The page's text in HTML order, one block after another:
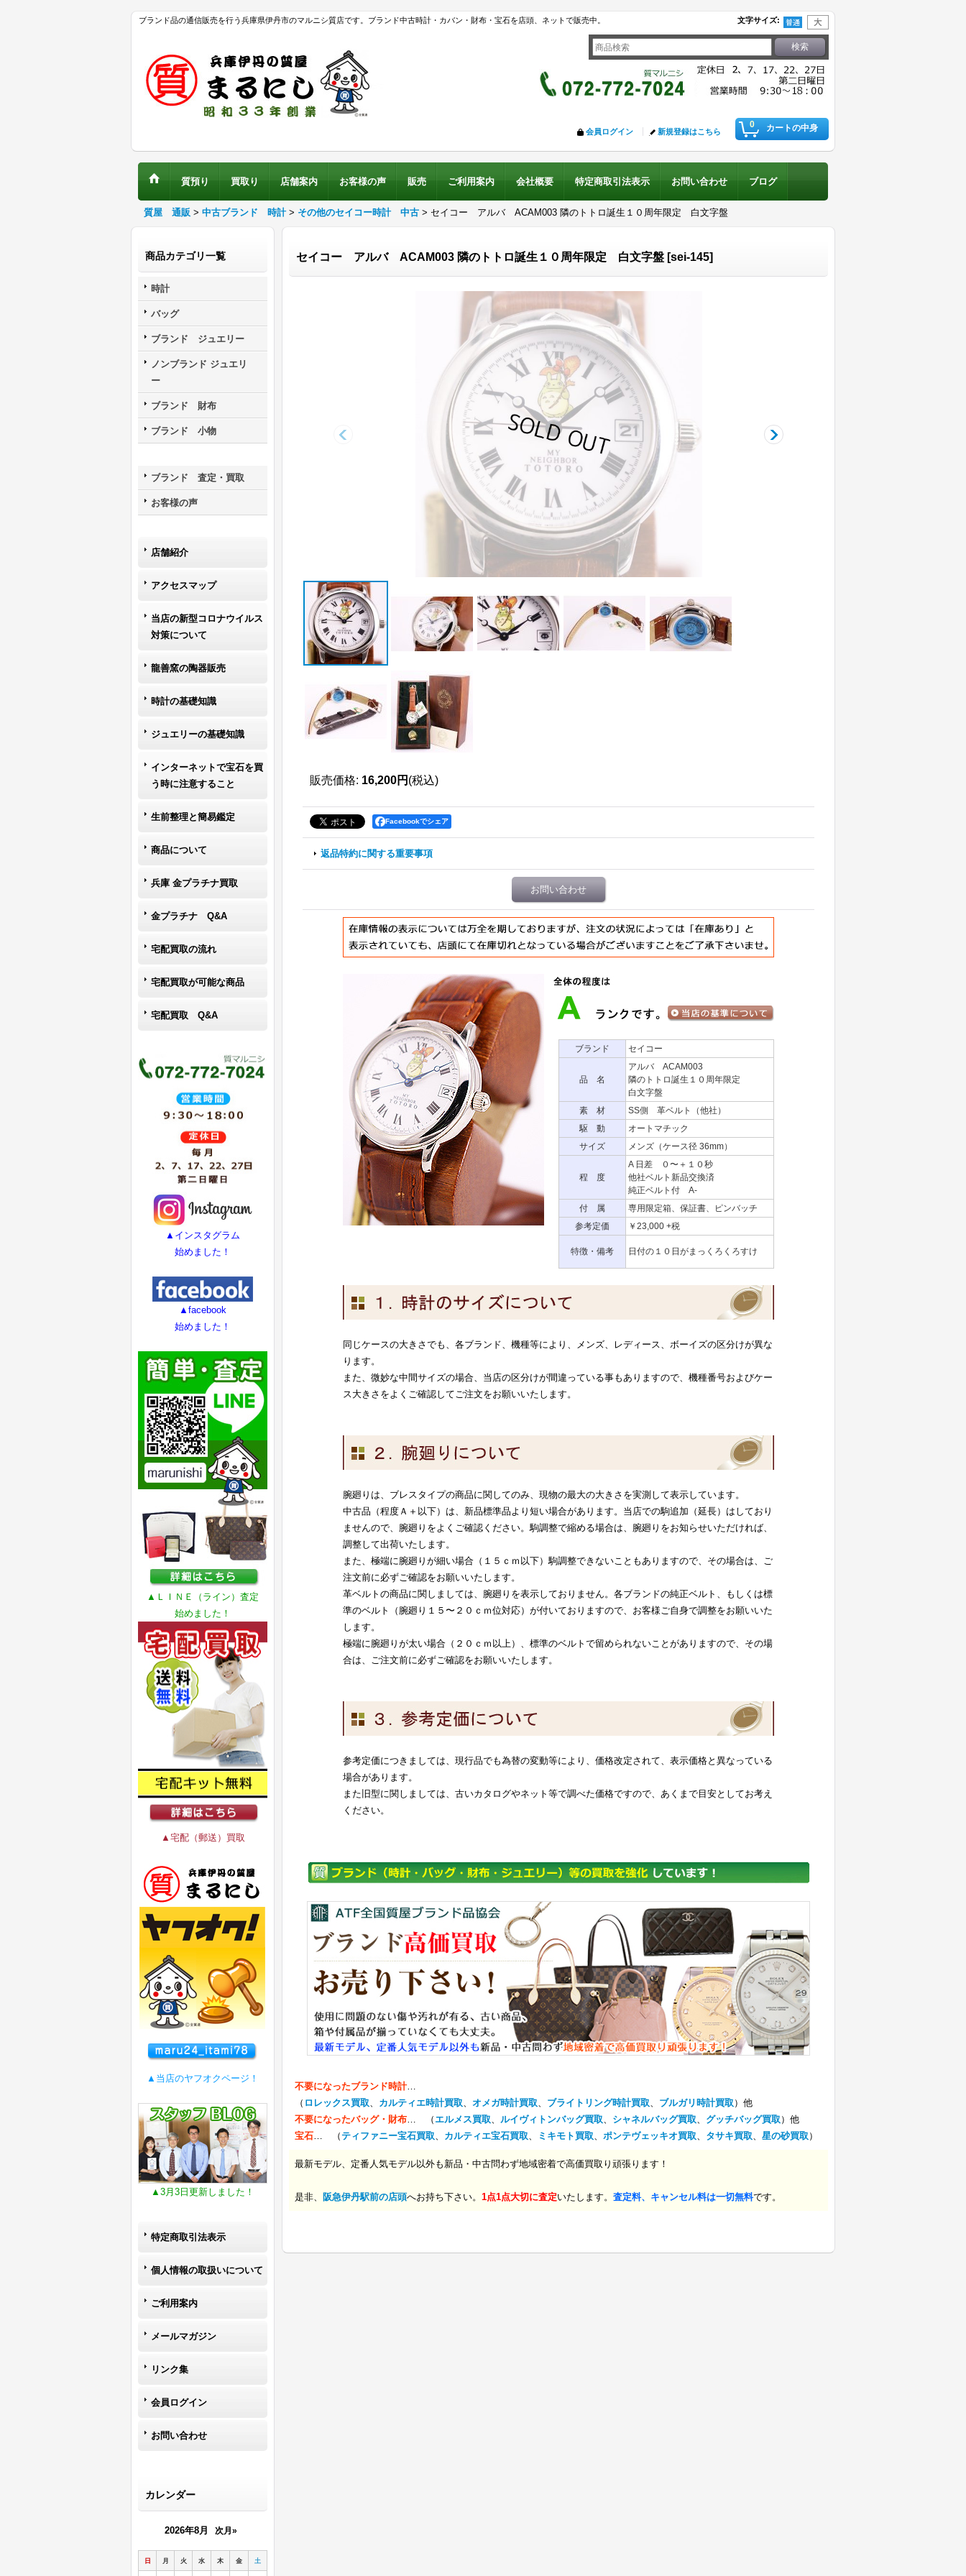
ブランド品の通信販売を行う兵庫県伊丹市のマルニシ質店です。ブランド中古時計・カバン・財布・宝石を店頭、ネットで販売中。 文字サイズ:
0 カートの中身
会員ログイン 新規登録はこちら
質預り 買取り 店舗案内 お客様の声 販売 ご利用案内 会社概要 特定商取引法表示 お問い合わせ ブログ
質屋 通販 > 中古ブランド 時計 > その他のセイコー時計 中古 > セイコー アルバ ACAM003 隣のトトロ誕生１０周年限定 白文字盤
商品カテゴリ一覧
時計
バッグ
ブランド ジュエリー
ノンブランド ジュエリ
ー
ブランド 財布
ブランド 小物
ブランド 査定・買取
お客様の声
店舗紹介
アクセスマップ
当店の新型コロナウイルス
対策について
龍善窯の陶器販売
時計の基礎知識
ジュエリーの基礎知識
インターネットで宝石を買
う時に注意すること
生前整理と簡易鑑定
商品について
兵庫 金プラチナ買取
金プラチナ Q&A
宅配買取の流れ
宅配買取が可能な商品
宅配買取 Q&A
▲インスタグラム
始めました！
▲facebook
始めました！
▲ＬＩＮＥ（ライン）査定
始めました！
▲宅配（郵送）買取
▲当店のヤフオクページ！
▲3月3日更新しました！
特定商取引法表示
個人情報の取扱いについて
ご利用案内
メールマガジン
リンク集
会員ログイン
お問い合わせ
カレンダー
2026年8月 次月»
日 月 火 水 木 金 土
セイコー アルバ ACAM003 隣のトトロ誕生１０周年限定 白文字盤 [sei-145]
販売価格: 16,200円 (税込)
Facebookでシェア
返品特約に関する重要事項
お問い合わせ
ブランド セイコー
品 名
アルバ ACAM003
隣のトトロ誕生１０周年限定
白文字盤
素 材
SS側 革ベルト（他社）
駆 動
オートマチック
サイズ
メンズ（ケース径 36mm）
程 度
A 日差 ０〜＋１０秒
他社ベルト新品交換済
純正ベルト付 A-
付 属
専用限定箱、保証書、ピンバッチ
参考定価
￥23,000 +税
特徴・備考 日付の１０日がまっくろくろすけ
同じケースの大きさでも、各ブランド、機種等により、メンズ、レディース、ボーイズの区分けが異な
ります。
また、微妙な中間サイズの場合、当店の区分けが間違っている事もありますので、機種番号およびケー
ス大きさをよくご確認してご注文をお願いいたします。
腕廻りは、ブレスタイプの商品に関してのみ、現物の最大の大きさを実測して表示しています。
中古品（程度Ａ＋以下）は、新品標準品より短い場合があります。当店での駒追加（延長）はしており
ませんので、腕廻りをよくご確認ください。駒調整で縮める場合は、腕廻りをお知らせいただければ、
調整して出荷いたします。
また、極端に腕廻りが細い場合（１５ｃｍ以下）駒調整できないこともありますので、その場合は、ご
注文前に必ずご確認をお願いいたします。
革ベルトの商品に関しましては、腕廻りを表示しておりません。各ブランドの純正ベルト、もしくは標
準のベルト（腕廻り１５〜２０ｃｍ位対応）が付いておりますので、お客様ご自身で調整をお願いいた
します。
極端に腕廻りが太い場合（２０ｃｍ以上）、標準のベルトで留められないことがありますので、その場
合は、ご注文前に必ずご確認をお願いいたします。
参考定価につきましては、現行品でも為替の変動等により、価格改定されて、表示価格と異なっている
場合があります。
また旧型に関しましては、古いカタログやネット等で調べた価格ですので、あくまで目安としてお考え
ください。
不要になったブランド時計…
（ ロレックス買取、 カルティエ時計買取、 オメガ時計買取、 ブライトリング時計買取、 ブルガリ時計買取 ）他
不要になったバッグ・財布… （ エルメス買取、 ルイヴィトンバッグ買取、 シャネルバッグ買取、 グッチバッグ買取 ）他
宝石… （ティファニー宝石買取、 カルティエ宝石買取、 ミキモト買取、 ポンテヴェッキオ買取、 タサキ買取、 星の砂買取 ）
最新モデル、定番人気モデル以外も新品・中古問わず地域密着で高価買取り頑張ります！
是非、 阪急伊丹駅前の店頭へお持ち下さい。 1点1点大切に査定いたします。 査定料、キャンセル料は一切無料です。